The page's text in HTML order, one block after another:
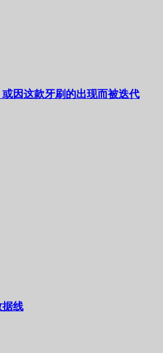
因这款牙刷的出现而被迭代
据线